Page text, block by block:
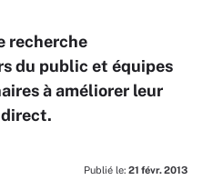
recherche
du public et équipes
à améliorer leur
Publié le: 21 févr. 2013